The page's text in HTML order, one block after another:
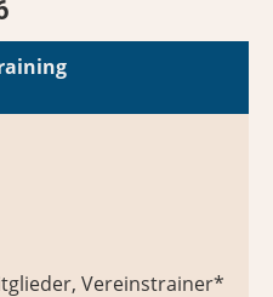
Vereinstrainer*in